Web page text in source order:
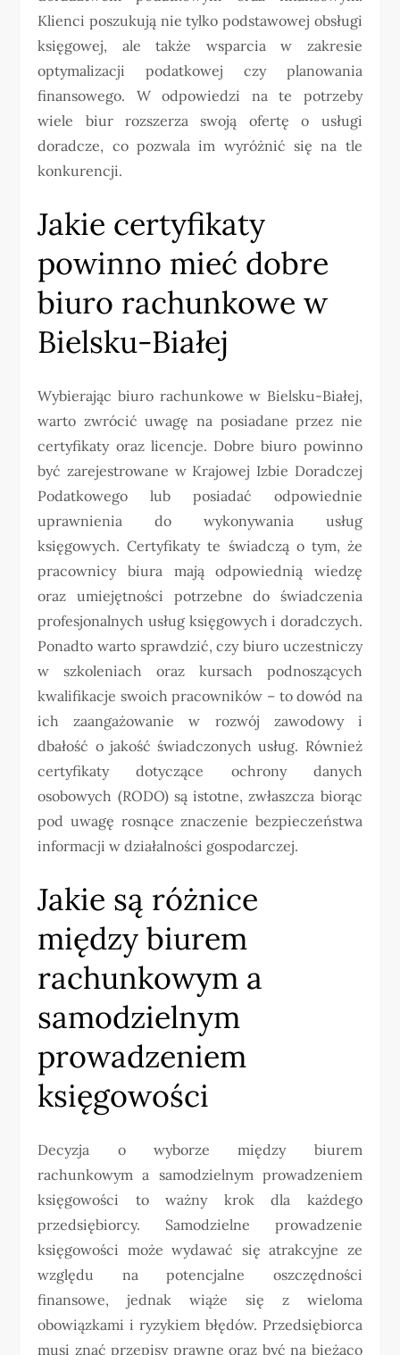
Klienci poszukują nie tylko podstawowej obsługi
księgowej, ale także wsparcia w zakresie
optymalizacji podatkowej czy planowania
finansowego. W odpowiedzi na te potrzeby
wiele biur rozszerza swoją ofertę o usługi
doradcze, co pozwala im wyróżnić się na tle
konkurencji.
Jakie certyfikaty
powinno mieć dobre
biuro rachunkowe w
Bielsku-Białej
Wybierając biuro rachunkowe w Bielsku-Białej,
warto zwrócić uwagę na posiadane przez nie
certyfikaty oraz licencje. Dobre biuro powinno
być zarejestrowane w Krajowej Izbie Doradczej
Podatkowego lub posiadać odpowiednie
uprawnienia do wykonywania usług
księgowych. Certyfikaty te świadczą o tym, że
pracownicy biura mają odpowiednią wiedzę
oraz umiejętności potrzebne do świadczenia
profesjonalnych usług księgowych i doradczych.
Ponadto warto sprawdzić, czy biuro uczestniczy
w szkoleniach oraz kursach podnoszących
kwalifikacje swoich pracowników – to dowód na
ich zaangażowanie w rozwój zawodowy i
dbałość o jakość świadczonych usług. Również
certyfikaty dotyczące ochrony danych
osobowych (RODO) są istotne, zwłaszcza biorąc
pod uwagę rosnące znaczenie bezpieczeństwa
informacji w działalności gospodarczej.
Jakie są różnice
między biurem
rachunkowym a
samodzielnym
prowadzeniem
księgowości
Decyzja o wyborze między biurem
rachunkowym a samodzielnym prowadzeniem
księgowości to ważny krok dla każdego
przedsiębiorcy. Samodzielne prowadzenie
księgowości może wydawać się atrakcyjne ze
względu na potencjalne oszczędności
finansowe, jednak wiąże się z wieloma
obowiązkami i ryzykiem błędów. Przedsiębiorca
musi znać przepisy prawne oraz być na bieżąco